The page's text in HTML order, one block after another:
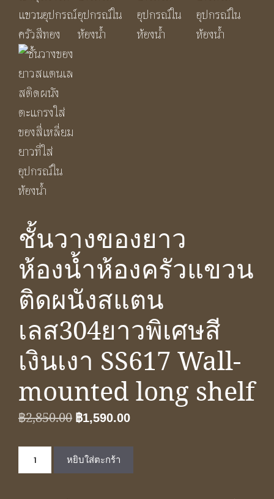
ชั้นวางของยาว
ห้องน้ำห้องครัวแขวน
ติดผนังสแตน
เลส304ยาวพิเศษสี
เงินเงา SS617 Wall-
mounted long shelf
฿2,850.00 Original
was:
฿2,850.00.
฿1,590.00Current
฿1,590.00.
จำนวน
ชั้น
หยิบใส่ตะกร้า